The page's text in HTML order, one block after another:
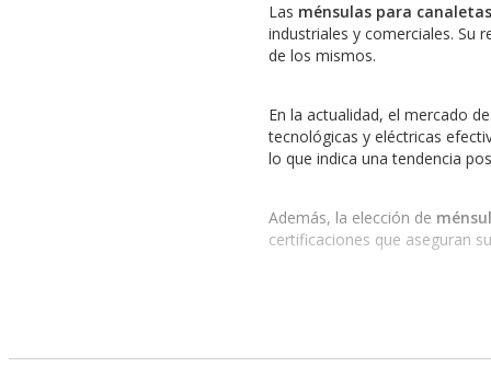
Las ménsulas para canaletas
industriales y comerciales. Su
de los mismos.
En la actualidad, el mercado
tecnológicas y eléctricas
lo que indica una tendencia
Además, la elección de
certificaciones que aseguran